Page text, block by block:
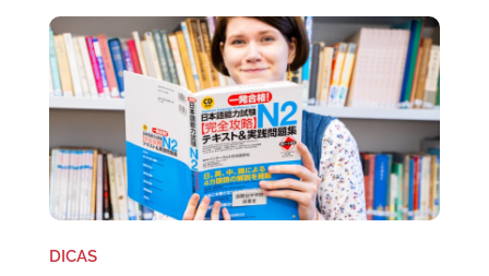
DICAS